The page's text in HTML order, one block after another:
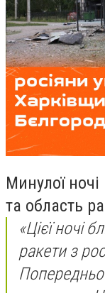
Минулої ночі
та область
«Цієї ночі
ракети з